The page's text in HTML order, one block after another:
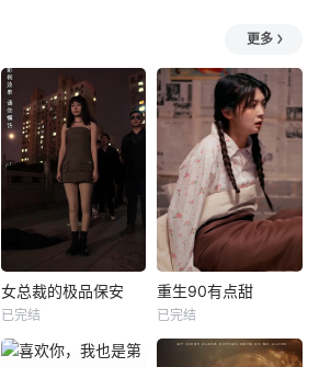
更多
女总裁的极品保安
已完结
重生90有点甜
已完结